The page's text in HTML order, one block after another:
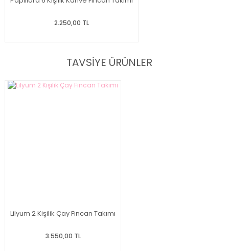
2.250,00 TL
TAVSİYE ÜRÜNLER
Lilyum 2 Kişilik Çay Fincan Takımı
3.550,00 TL